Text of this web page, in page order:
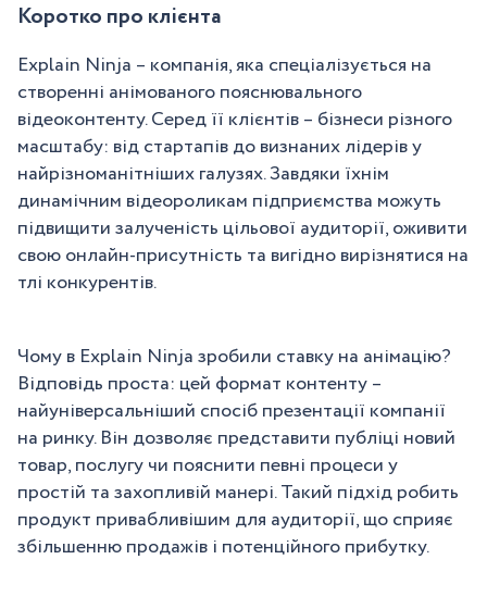
Коротко про клієнта
Explain Ninja – компанія, яка спеціалізується на
створенні анімованого пояснювального
відеоконтенту. Серед її клієнтів – бізнеси різного
масштабу: від стартапів до визнаних лідерів у
найрізноманітніших галузях. Завдяки їхнім
динамічним відеороликам підприємства можуть
підвищити залученість цільової аудиторії, оживити
свою онлайн-присутність та вигідно вирізнятися на
тлі конкурентів.
Чому в Explain Ninja зробили ставку на анімацію?
Відповідь проста: цей формат контенту –
найуніверсальніший спосіб презентації компанії
на ринку. Він дозволяє представити публіці новий
товар, послугу чи пояснити певні процеси у
простій та захопливій манері. Такий підхід робить
продукт привабливішим для аудиторії, що сприяє
збільшенню продажів і потенційного прибутку.